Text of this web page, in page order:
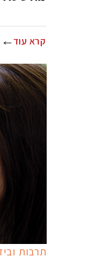
קרא עוד
תרבות